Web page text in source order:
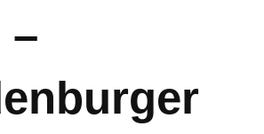
–